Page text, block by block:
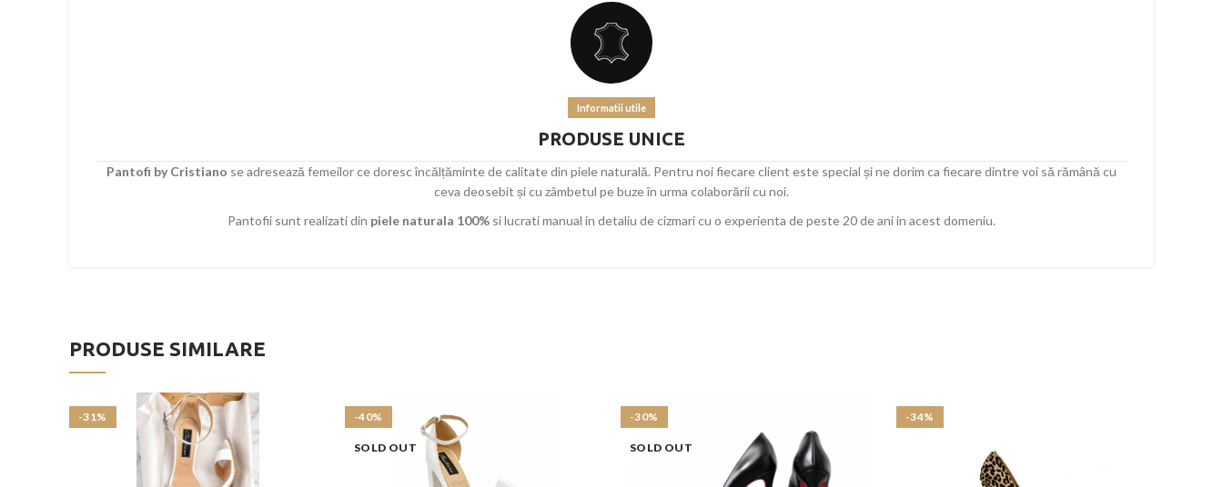
Informatii utile
PRODUSE UNICE
Pantofi by Cristiano se adresează femeilor ce doresc încălțăminte de calitate din piele naturală. Pentru noi fiecare client este special și ne dorim ca fiecare dintre voi să rămână cu
ceva deosebit și cu zâmbetul pe buze în urma colaborării cu noi.
Pantofii sunt realizati din piele naturala 100% si lucrati manual in detaliu de cizmari cu o experienta de peste 20 de ani in acest domeniu.
PRODUSE SIMILARE
-31% -40%
SOLD OUT
-30%
SOLD OUT
-34%